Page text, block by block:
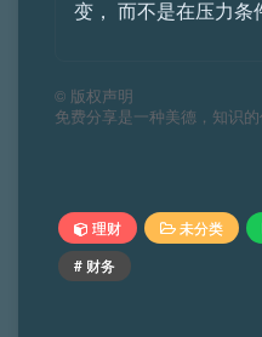
变， 而不是在压力条
© 版权声明
免费分享是一种美德，知识
理财 未分类
# 财务